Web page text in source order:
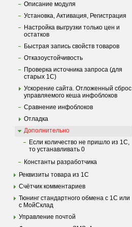
Описание модуля
Установка, Активация, Регистрация
Настройка выгрузки только цен и
остатков
Быстрая запись свойств товаров
Отказоустойчивость
Проверка источника запроса (для
старых 1С)
Ускорение сайта. Отложенный сброс
управляемого кеша инфоблоков
Сравнение инфоблоков
Отладка
Дополнительно
Если количествo не пришло из 1С,
то устанавливать 0
Константы разработчика
Реквизиты товара из 1С
Счётчик комментариев
Тюнинг стандартного обмена с 1С или
с МойСклад
Управление почтой